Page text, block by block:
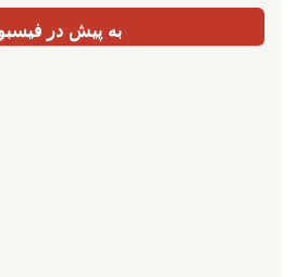
به پیش در فیسبوک